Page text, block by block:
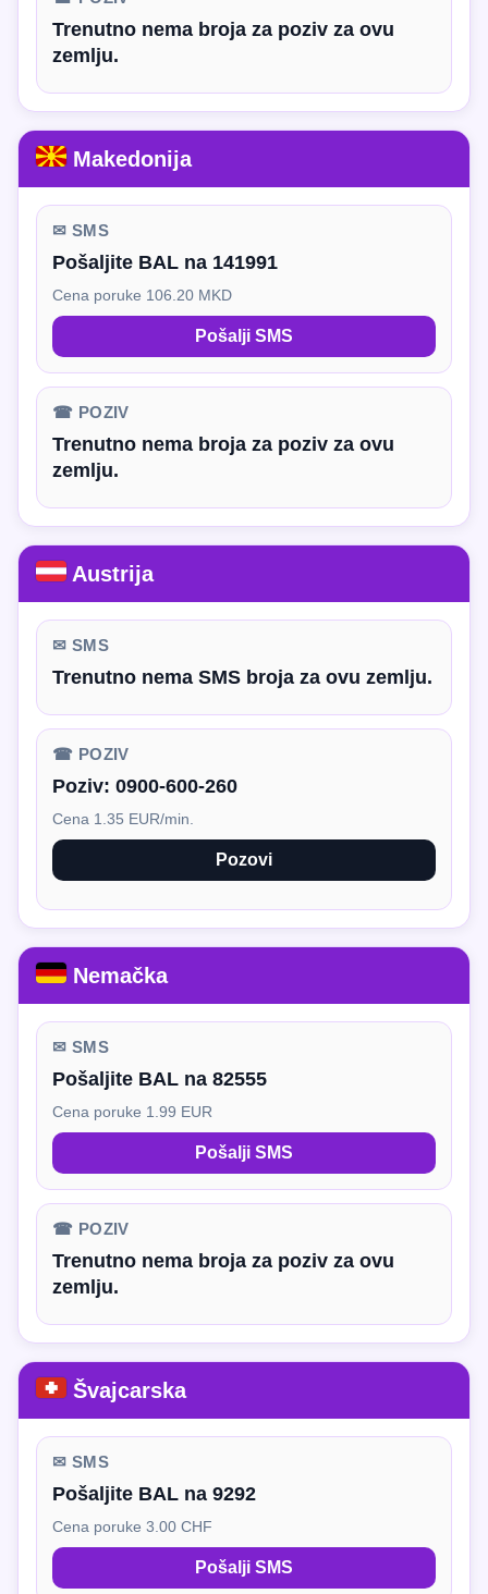
Trenutno nema broja za poziv za ovu
zemlju.
Makedonija
✉ SMS
Pošaljite BAL na 141991
Cena poruke 106.20 MKD
Pošalji SMS
☎ POZIV
Trenutno nema broja za poziv za ovu
zemlju.
Austrija
✉ SMS
Trenutno nema SMS broja za ovu zemlju.
☎ POZIV
Poziv: 0900-600-260
Cena 1.35 EUR/min.
Pozovi
Nemačka
✉ SMS
Pošaljite BAL na 82555
Cena poruke 1.99 EUR
Pošalji SMS
☎ POZIV
Trenutno nema broja za poziv za ovu
zemlju.
Švajcarska
✉ SMS
Pošaljite BAL na 9292
Cena poruke 3.00 CHF
Pošalji SMS